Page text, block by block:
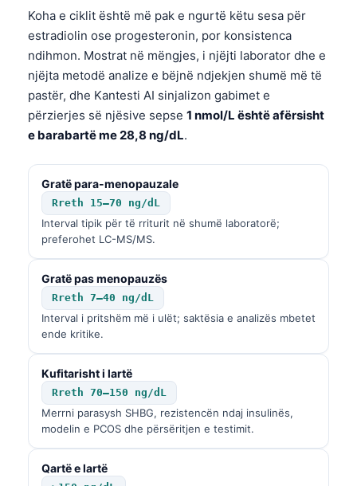
Koha e ciklit është më pak e ngurtë këtu sesa për
estradiolin ose progesteronin, por konsistenca
ndihmon. Mostrat në mëngjes, i njëjti laborator dhe e
njëjta metodë analize e bëjnë ndjekjen shumë më të
pastër, dhe Kantesti AI sinjalizon gabimet e
përzierjes së njësive sepse 1 nmol/L është afërsisht
e barabartë me 28,8 ng/dL.
Gratë para-menopauzale
Rreth 15–70 ng/dL
Interval tipik për të rriturit në shumë laboratorë;
preferohet LC-MS/MS.
Gratë pas menopauzës
Rreth 7–40 ng/dL
Interval i pritshëm më i ulët; saktësia e analizës mbetet
ende kritike.
Kufitarisht i lartë
Rreth 70–150 ng/dL
Merrni parasysh SHBG, rezistencën ndaj insulinës,
modelin e PCOS dhe përsëritjen e testimit.
Qartë e lartë
తెలుగు
தமிழ்
ગુજરાતી
ಕನ್ನಡ
മലയാളം
Bahasa Melayu
Tiếng Việt
Tagalog
ไทย
ဗမာစာ
ភាសាខ្មែរ
Kiswahili
Українська
O‘zbekcha
Català
Қазақ тілі
Suomi